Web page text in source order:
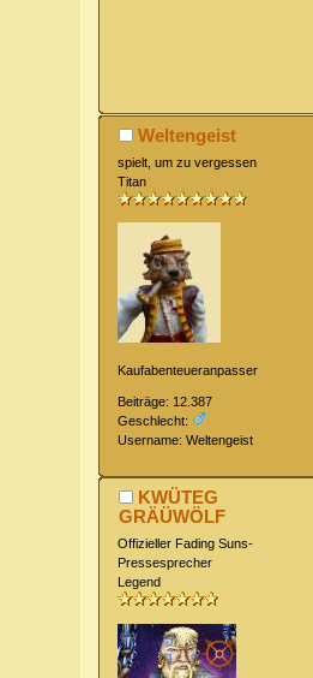
Weltengeist
spielt, um zu vergessen
Titan
Kaufabenteueranpasser
Beiträge: 12.387
Geschlecht:
Username: Weltengeist
KWÜTEG
GRÄÜWÖLF
Offizieller Fading Suns-
Pressesprecher
Legend